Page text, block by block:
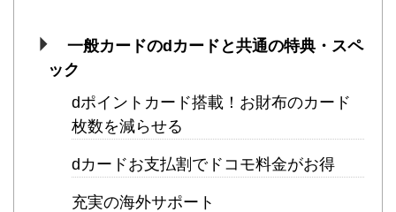
一般カードのdカードと共通の特典・スペ
ック
dポイントカード搭載！お財布のカード
枚数を減らせる
dカードお支払割でドコモ料金がお得
充実の海外サポート